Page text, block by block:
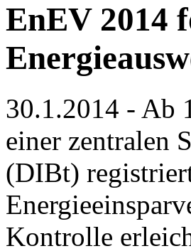
EnEV 2014
30.1.2014 - Ab
einer zentralen
(DIBt)
Kontrolle